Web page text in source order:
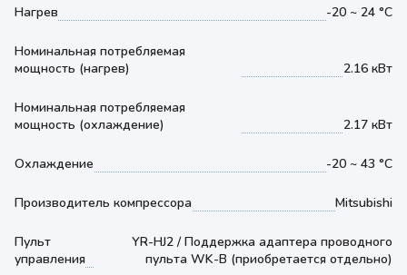
Нагрев -20 ~ 24 °С
Номинальная потребляемая
мощность (нагрев)
2.16 кВт
Номинальная потребляемая
мощность (охлаждение)
2.17 кВт
Охлаждение -20 ~ 43 °С
Производитель компрессора Mitsubishi
Пульт
управления
YR-HJ2 / Поддержка адаптера проводного
пульта WK-B (приобретается отдельно)